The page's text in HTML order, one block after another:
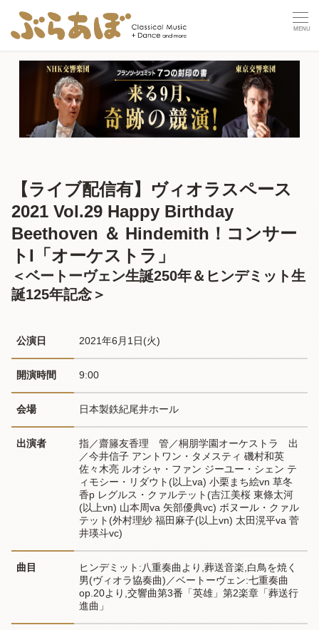
【ライブ配信有】ヴィオラスペース
2021 Vol.29 Happy Birthday
Beethoven ＆ Hindemith！コンサー
トI「オーケストラ」
＜ベートーヴェン生誕250年＆ヒンデミット生
誕125年記念＞
公演日 2021年6月1日(火)
開演時間 9:00
会場 日本製鉄紀尾井ホール
出演者
指／齋籐友香理　管／桐朋学園オーケストラ　出
／今井信子 アントワン・タメスティ 磯村和英
佐々木亮 ルオシャ・ファン ジーユー・シェン テ
ィモシー・リダウト(以上va) 小栗まち絵vn 草冬
香p レグルス・クァルテット(吉江美桜 東條太河
(以上vn) 山本周va 矢部優典vc) ボヌール・クァル
テット(外村理紗 福田麻子(以上vn) 太田滉平va 菅
井瑛斗vc)
曲目
ヒンデミット:八重奏曲より,葬送音楽,白鳥を焼く
男(ヴィオラ協奏曲)／ベートーヴェン:七重奏曲
op.20より,交響曲第3番「英雄」第2楽章「葬送行
進曲」